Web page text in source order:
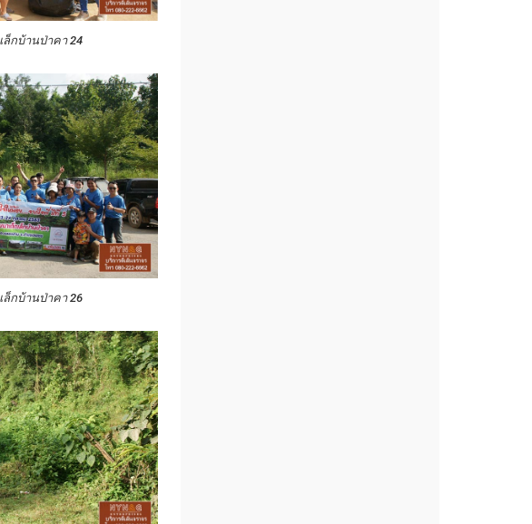
กบ้านป่าคา 24
กบ้านป่าคา 26